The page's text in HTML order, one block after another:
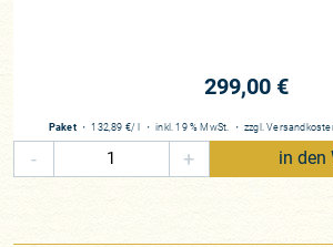
299,00 €
Paket・132,89 €/ l ・inkl. 19 % MwSt. ・ zzgl.
- + in den